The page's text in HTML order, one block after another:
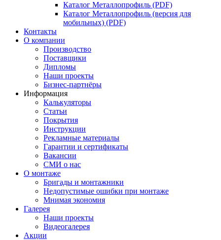
Каталог Металлопрофиль (PDF)
Каталог Металлопрофиль (версия для
мобильных) (PDF)
Контакты
О компании
Производство
Поставщики
Дипломы
Наши проекты
Бизнес-партнёры
Информация
Калькуляторы
Статьи
Покрытия
Инструкции
Рекламные материалы
Гарантии и сертификаты
Вакансии
СМИ о нас
О монтаже
Бригады и монтажники
Недопустимые ошибки при монтаже
Мнимая экономия
Галерея
Наши проекты
Видеогалерея
Акции